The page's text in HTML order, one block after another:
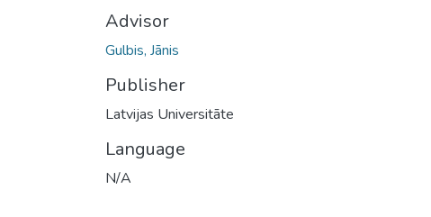
Advisor
Gulbis, Jānis
Publisher
Latvijas Universitāte
Language
N/A